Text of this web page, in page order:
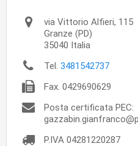
via Vittorio Alfieri, 115
Granze (PD)
35040 Italia
Tel. 3481542737
Fax. 0429690629
Posta certificata PEC:
P.IVA 04281220287